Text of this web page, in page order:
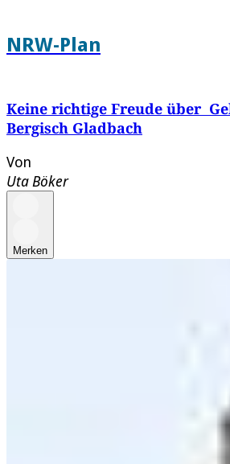
NRW-Plan
Keine richtige Freude über
Bergisch Gladbach
Von
Uta Böker
Merken